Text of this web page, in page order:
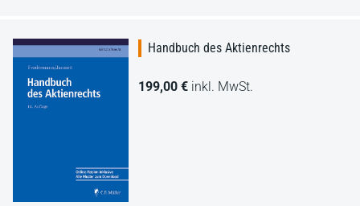
Handbuch des Aktienrechts
199,00 € inkl. MwSt.